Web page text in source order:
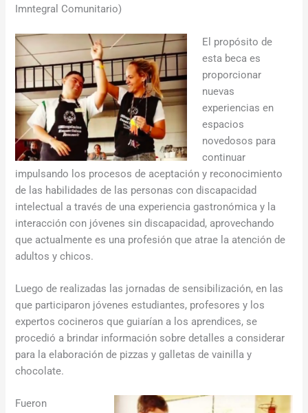
Imntegral Comunitario)
El propósito de
esta beca es
proporcionar
nuevas
experiencias en
espacios
novedosos para
continuar
impulsando los procesos de aceptación y reconocimiento
de las habilidades de las personas con discapacidad
intelectual a través de una experiencia gastronómica y la
interacción con jóvenes sin discapacidad, aprovechando
que actualmente es una profesión que atrae la atención de
adultos y chicos.
Luego de realizadas las jornadas de sensibilización, en las
que participaron jóvenes estudiantes, profesores y los
expertos cocineros que guiarían a los aprendices, se
procedió a brindar información sobre detalles a considerar
para la elaboración de pizzas y galletas de vainilla y
chocolate.
Fueron